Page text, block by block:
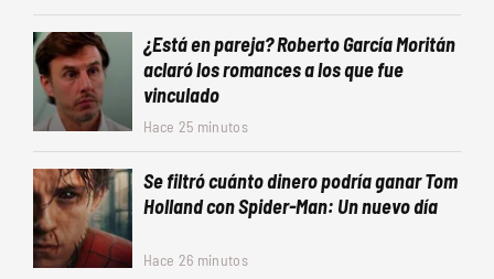
¿Está en pareja? Roberto García Moritán
aclaró los romances a los que fue
vinculado
Hace 25 minutos
Se filtró cuánto dinero podría ganar Tom
Holland con Spider-Man: Un nuevo día
Hace 26 minutos